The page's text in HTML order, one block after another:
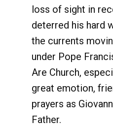
loss of sight in
deterred his hard
the currents
under Pope
Are Church,
great emotion,
prayers as
Father.